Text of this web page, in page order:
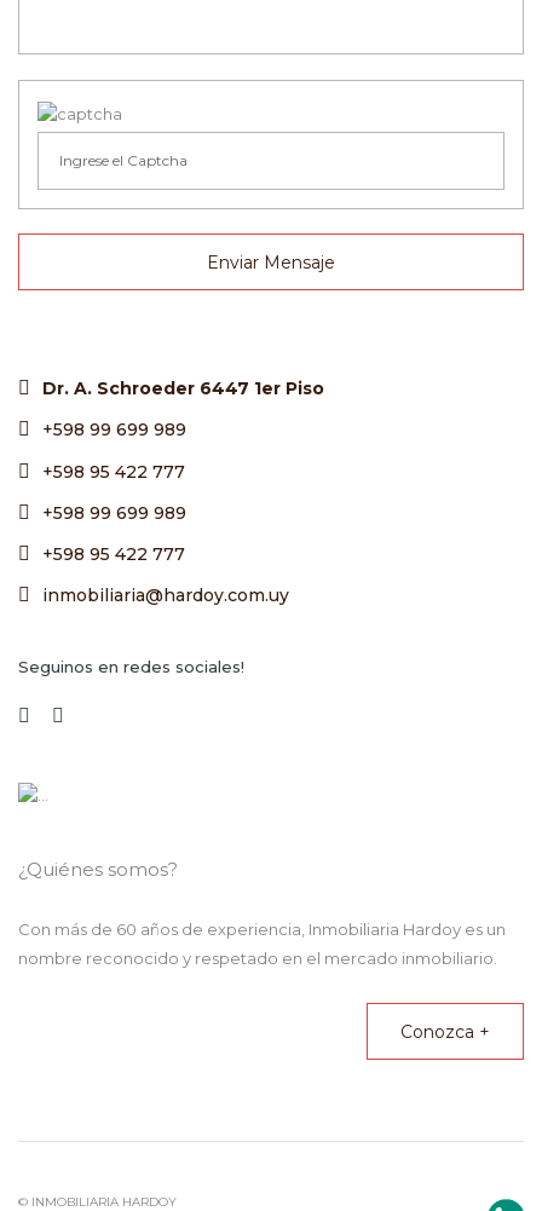
Enviar Mensaje
Dr. A. Schroeder 6447 1er Piso
+598 99 699 989
+598 95 422 777
+598 99 699 989
+598 95 422 777
inmobiliaria@hardoy.com.uy
Seguinos en redes sociales!
¿Quiénes somos?
Con más de 60 años de experiencia, Inmobiliaria Hardoy es un
nombre reconocido y respetado en el mercado inmobiliario.
Conozca +
© INMOBILIARIA HARDOY